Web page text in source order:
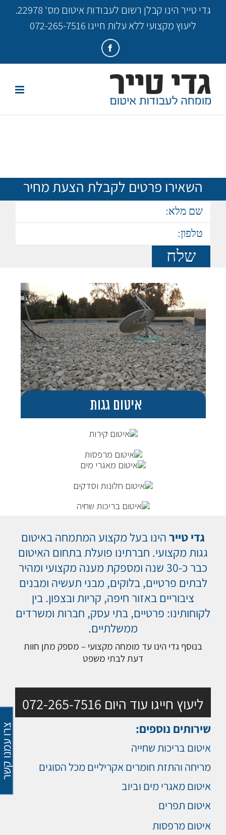
Skip
content
גדי טייר הינו קבלן רשום לעבודות איטום מס' 22978.
ליעוץ מקצועי ללא עלות חייגו 072-265-7516
פייסבוק
השאירו פרטים לקבלת הצעת מחיר
גדי טיירהינו בעל מקצוע המתמחה באיטום
גגות מקצועי. חברתינו פועלת בתחום האיטום
כבר כ-30 שנה ומספקת מענה מקצועי ומהיר
לבתים פרטיים, בלוקים, מבני תעשיה ומבנים
ציבוריים באזור חיפה, קריות ובצפון. בין
לקוחותינו: פרטיים, בתי עסק, חברות ומשרדים
ממשלתיים.
בנוסף גדי הינו עד מומחה מקצועי – מספק מתן חוות
דעת לבתי משפט
ליעוץ חייגו עוד היום 072-265-7516
שירותים נוספים:
איטום בריכות שחייה
מריחה והתזת חומרים אקריליים מכל הסוגים
איטום מאגרי מים וביוב
איטום תפרים
איטום מרפסות
צרו